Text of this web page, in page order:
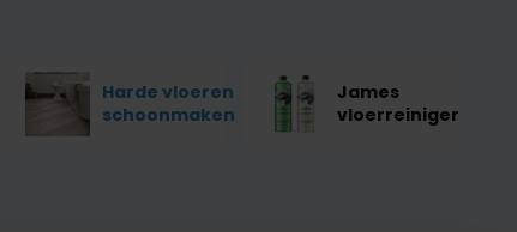
Harde vloeren
schoonmaken
James
vloerreiniger